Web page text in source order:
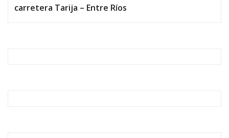
carretera Tarija – Entre Ríos